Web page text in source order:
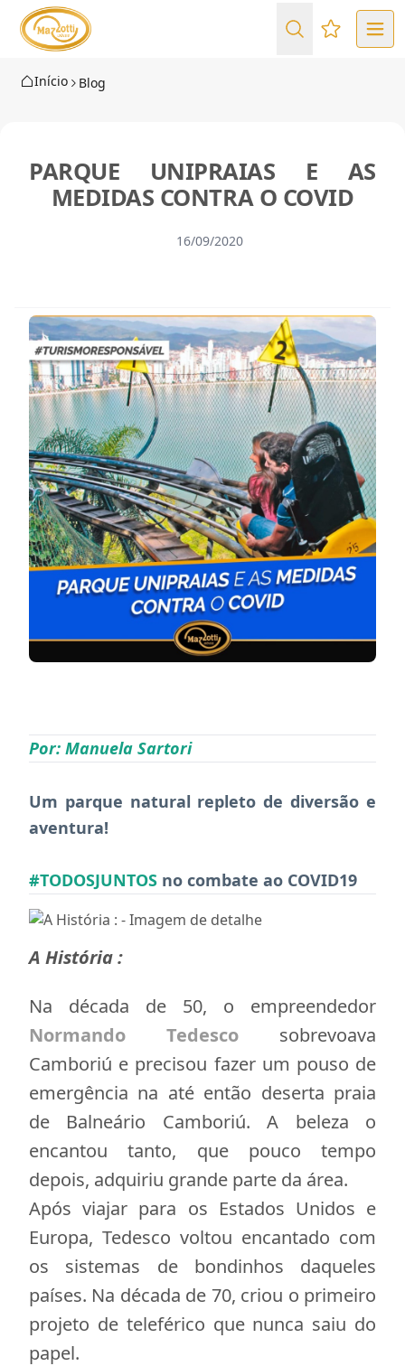
Favoritos
Início Blog
PARQUE UNIPRAIAS E AS
MEDIDAS CONTRA O COVID
16/09/2020
Por: Manuela Sartori
Um parque natural repleto de diversão e
aventura!
#TODOSJUNTOS no combate ao COVID19
A História :
Na década de 50, o empreendedor
Normando Tedesco sobrevoava
Camboriú e precisou fazer um pouso de
emergência na até então deserta praia
de Balneário Camboriú. A beleza o
encantou tanto, que pouco tempo
depois, adquiriu grande parte da área.
Após viajar para os Estados Unidos e
Europa, Tedesco voltou encantado com
os sistemas de bondinhos daqueles
países. Na década de 70, criou o primeiro
projeto de teleférico que nunca saiu do
papel.